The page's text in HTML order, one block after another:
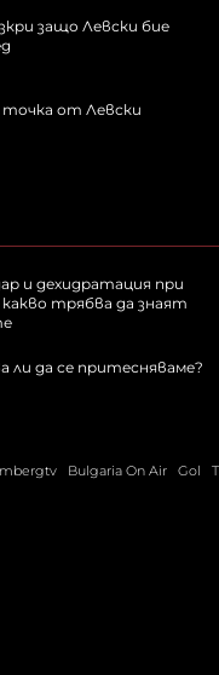
защо Левски бие
точка от Левски
и дехидратация при
трябва да знаят
ли да се притесняваме?
Bulgaria On Air Gol